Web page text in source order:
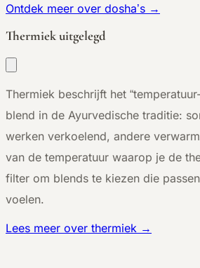
Ontdek meer over dosha’s →
Thermiek uitgelegd
Thermiek beschrijft het
blend in de Ayurvedische traditie:
werken verkoelend, andere
van de temperatuur waarop je de
filter om blends te kiezen die
voelen.
Lees meer over thermiek →